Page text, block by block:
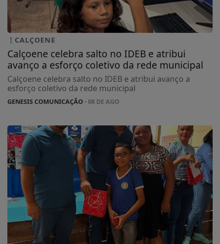
CALÇOENE
Calçoene celebra salto no IDEB e atribui
avanço a esforço coletivo da rede municipal
Calçoene celebra salto no IDEB e atribui avanço a
esforço coletivo da rede municipal
GENESIS COMUNICAÇÃO- 08 DE AGO